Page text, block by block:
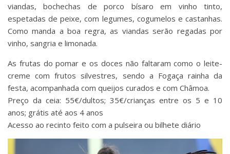
viandas, bochechas de porco bísaro em vinho tinto,
espetadas de peixe, com legumes, cogumelos e castanhas.
Como manda a boa regra, as viandas serão regadas por
vinho, sangria e limonada.
As frutas do pomar e os doces não faltaram como o leite-
creme com frutos silvestres, sendo a Fogaça rainha da
festa, acompanhada com queijos curados e com Châmoa.
Preço da ceia: 55€/dultos; 35€/crianças entre os 5 e 10
anos; grátis até aos 4 anos
Acesso ao recinto feito com a pulseira ou bilhete diário